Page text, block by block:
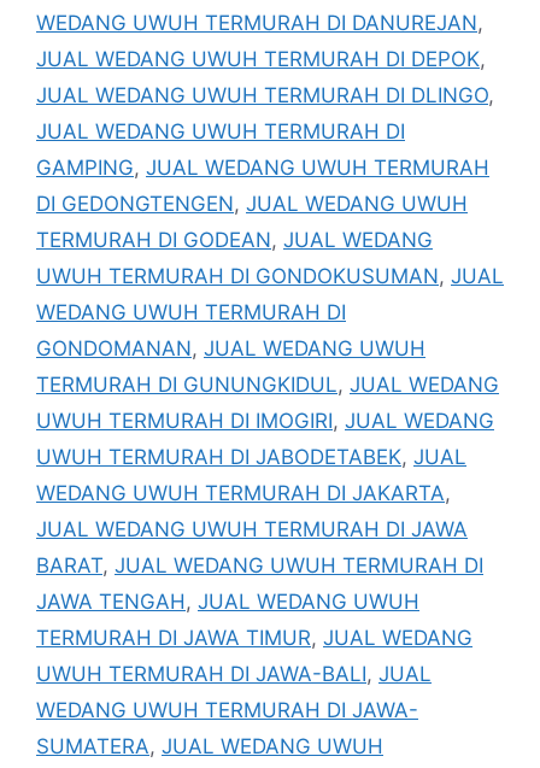
WEDANG UWUH TERMURAH DI DANUREJAN,
JUAL WEDANG UWUH TERMURAH DI DEPOK,
JUAL WEDANG UWUH TERMURAH DI DLINGO,
JUAL WEDANG UWUH TERMURAH DI
GAMPING, JUAL WEDANG UWUH TERMURAH
DI GEDONGTENGEN, JUAL WEDANG UWUH
TERMURAH DI GODEAN, JUAL WEDANG
UWUH TERMURAH DI GONDOKUSUMAN, JUAL
WEDANG UWUH TERMURAH DI
GONDOMANAN, JUAL WEDANG UWUH
TERMURAH DI GUNUNGKIDUL, JUAL WEDANG
UWUH TERMURAH DI IMOGIRI, JUAL WEDANG
UWUH TERMURAH DI JABODETABEK, JUAL
WEDANG UWUH TERMURAH DI JAKARTA,
JUAL WEDANG UWUH TERMURAH DI JAWA
BARAT, JUAL WEDANG UWUH TERMURAH DI
JAWA TENGAH , JUAL WEDANG UWUH
TERMURAH DI JAWA TIMUR, JUAL WEDANG
UWUH TERMURAH DI JAWA-BALI, JUAL
WEDANG UWUH TERMURAH DI JAWA-
SUMATERA, JUAL WEDANG UWUH